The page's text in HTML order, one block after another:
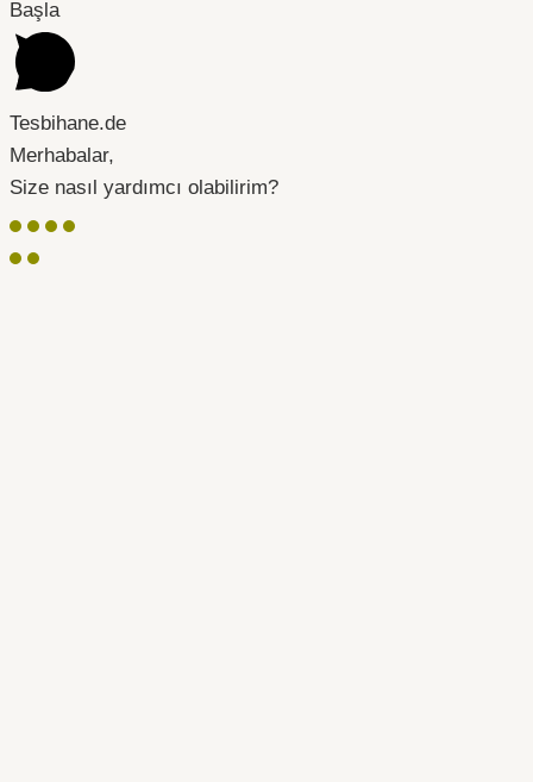
Başla
Tesbihane.de
Merhabalar,
Size nasıl yardımcı olabilirim?